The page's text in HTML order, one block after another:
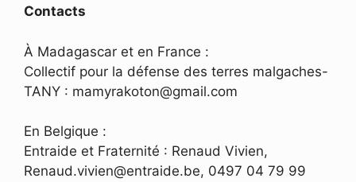
Contacts
À Madagascar et en France :
Collectif pour la défense des terres malgaches-
TANY : mamyrakoton@gmail.com
En Belgique :
Entraide et Fraternité : Renaud Vivien,
Renaud.vivien@entraide.be, 0497 04 79 99